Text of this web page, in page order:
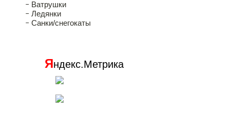
Ватрушки
Ледянки
Санки/снегокаты
Яндекс.Метрика